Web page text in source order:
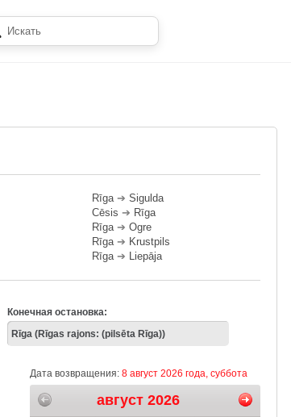
Rīga➔ Sigulda
Cēsis ➔ Rīga
Rīga➔ Ogre
Rīga➔ Krustpils
Rīga➔ Liepāja
Конечная остановка:
Дата возвращения: 8 август 2026 года, суббота
август 2026